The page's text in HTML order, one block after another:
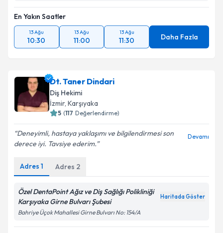
En Yakın Saatler
13 Ağu
10:30
13 Ağu
11:00
13 Ağu
11:30 Daha Fazla
Dt. Taner Dindari
Diş Hekimi
İzmir, Karşıyaka
5 (117 Değerlendirme)
Deneyimli, hastaya yaklaşımı ve bilgilendirmesi son
derece iyi. Tavsiye ederim.
Devamı
Adres 1 Adres 2
Özel DentaPoint Ağız ve Diş Sağlığı Polikliniği
Karşıyaka Girne Bulvarı Şubesi
Haritada Göster
Bahriye Üçok Mahallesi Girne Bulvarı No: 154/A